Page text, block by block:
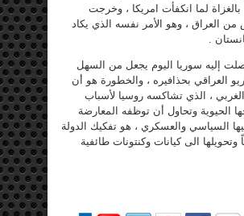
لما انكفأت امريكا ، وخرجت
العراق ، وهو الأمر نفسه الذي يكاد
.
إليه سوريا اليوم يجعل من السهل
العراقي بحذافيره ، والخطورة هو أن
، الذي تشاكسه روسيا لأسباب
الحيوية وتحاول أن توظفه المعارضة
السياسي والعسكري ، هو تفكيك الدولة
وتحويلها الى كيانات وكنتونات طائفية